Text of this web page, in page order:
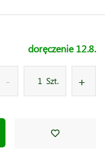
doręczenie 12.8.
Szt.